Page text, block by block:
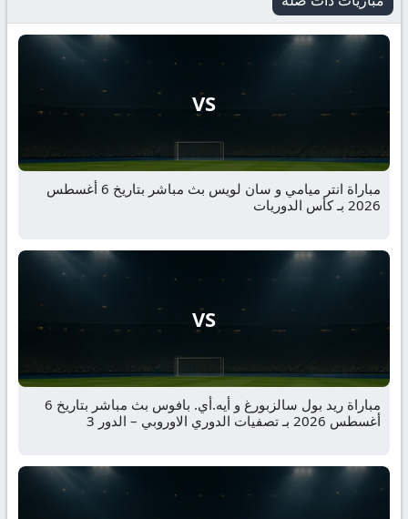
VS
مباراة انتر ميامي و سان لويس بث مباشر بتاريخ 6 أغسطس
2026 بـ كأس الدوريات
VS
مباراة ريد بول سالزبورغ و أيه.أي. بافوس بث مباشر بتاريخ 6
أغسطس 2026 بـ تصفيات الدوري الاوروبي – الدور 3